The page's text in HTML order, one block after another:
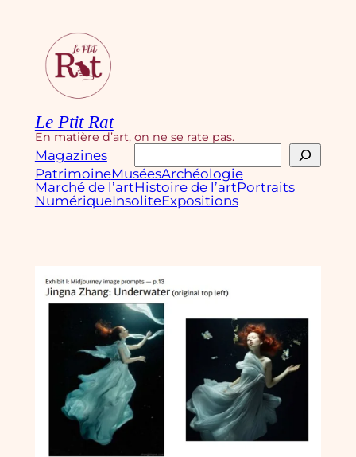
contenu
Le Ptit Rat
En matière d’art, on ne se rate pas.
Magazines
Rechercher
PatrimoineMuséesArchéologie
Marché de l’artHistoire de l’artPortraits
NumériqueInsoliteExpositions